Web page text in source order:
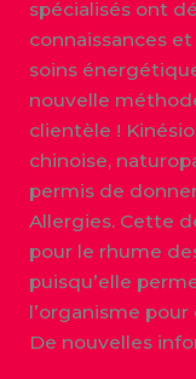
spécialisés ont
connaissances
soins
nouvelle
clientèle !
chinoise,
permis de
Allergies. Cette
pour le rhume
puisqu’elle
l’organisme
De nouvelles